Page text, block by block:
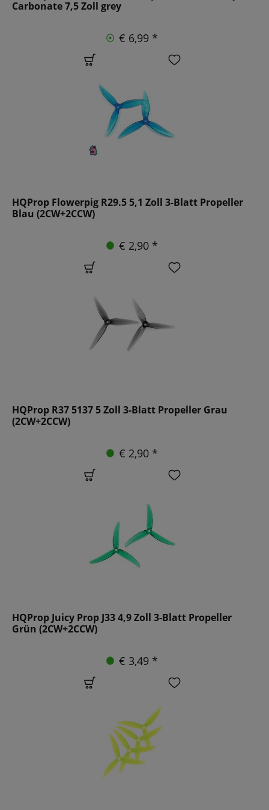
Carbonate 7,5 Zoll grey
€ 6,99 *
HQProp Flowerpig R29.5 5,1 Zoll 3-Blatt Propeller
Blau (2CW+2CCW)
€ 2,90 *
HQProp R37 5137 5 Zoll 3-Blatt Propeller Grau
(2CW+2CCW)
€ 2,90 *
HQProp Juicy Prop J33 4,9 Zoll 3-Blatt Propeller
Grün (2CW+2CCW)
€ 3,49 *